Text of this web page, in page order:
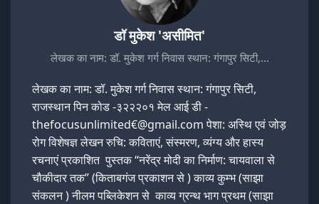
डॉ मुकेश 'असीमित'
लेखक का नाम: डॉ. मुकेश गर्ग निवास स्थान: गंगापुर सिटी,…
लेखक का नाम: डॉ. मुकेश गर्ग निवास स्थान: गंगापुर सिटी,
राजस्थान पिन कोड -३२२२०१ मेल आई डी -
thefocusunlimited€@gmail.com पेशा: अस्थि एवं जोड़
रोग विशेषज्ञ लेखन रुचि: कविताएं, संस्मरण, व्यंग्य और हास्य
रचनाएं प्रकाशित पुस्तक “नरेंद्र मोदी का निर्माण: चायवाला से
चौकीदार तक” (किताबगंज प्रकाशन से ) काव्य कुम्भ (साझा
संकलन ) नीलम पब्लिकेशन से काव्य ग्रन्थ भाग प्रथम (साझा